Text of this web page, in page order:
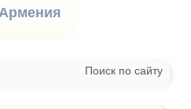
Поиск по сайту